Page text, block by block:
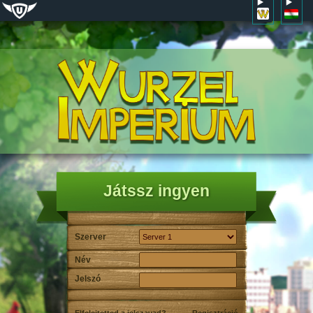
Játssz ingyen
Szerver
Név
Jelszó